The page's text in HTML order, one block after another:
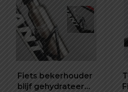
Fiets bekerhouder
blijf gehydrateerd